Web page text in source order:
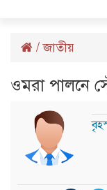
/জাতীয়
ওমরা পালনে